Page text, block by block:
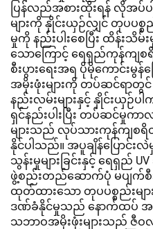
ပြန်လည်အစားထိုးရန် လိုအပ်
များကို နှိုင်းယှဉ်လျှင် တုပပစ္
မှုကို နည်းပါးစေပြီး ထိန်း
သောကြောင့် ရေရှည်ကုန်က
စီးပွားရေးအရ ပိုမိုကောင်းမွ
အမိုးဖုံးများကို တပ်ဆင်ရာတွင်
နည်းလမ်းများနှင့် နှိုင်းယှဉ်
ရှင်နည်းပါးပြီး တပ်ဆင်မှုက
များသည် လုပ်သားကုန်ကျစ
နိုင်ပါသည်။ အပူချိန်ပြောင်းလဲ
သွန်းမှုများခြင်းနှင့် ရေရှ
ဖွဲ့စည်းတည်ဆောက်ပုံ မပျက်စီ
ထုတ်ထားသော တုပပစ္စည်းမျ
ဒဏ်ခံနိုင်မှုသည် နောက်ထပ် အက
သဘာဝအမိုးဖုံးများသည် ဇီဝလု